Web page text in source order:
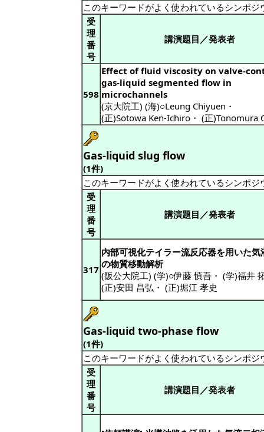
このキーワードがよく使われているシンポ
受
理
番
号
講演題目／発表者
598
Effect of fluid viscosity on valve-
gas-liquid segmented flow in
microchannels
(京大院工) (海)○Leung Chiyuen ・
(正)Sotowa Ken-Ichiro ・ (正)Tonomura
Gas-liquid slug flow
(1件)
このキーワードがよく使われているシンポ
受
理
番
号
講演題目／発表者
317
内部可視化テイラー流反応器を用いた気
の物質移動解析
(阪公大院工) (学)○伊藤 慎吾 ・ (学)福井
(正)安田 昌弘 ・ (正)堀江 孝史
Gas-liquid two-phase flow
(1件)
このキーワードがよく使われているシンポ
受
理
番
号
講演題目／発表者